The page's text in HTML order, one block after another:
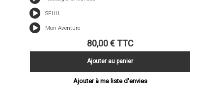
SFHH
Mon Aventure
80,00 €TTC
Ajouter au panier
Ajouter à ma liste d'envies